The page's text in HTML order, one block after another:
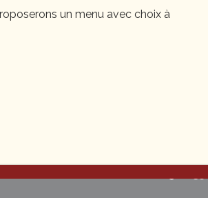
Du
Le
un menu avec choix à